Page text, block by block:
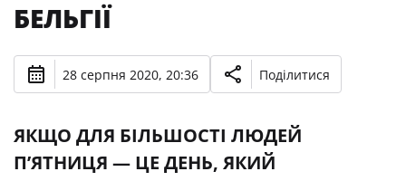
БЕЛЬГІЇ
28 серпня 2020, 20:36 Поділитися
ЯКЩО ДЛЯ БІЛЬШОСТІ ЛЮДЕЙ
П’ЯТНИЦЯ — ЦЕ ДЕНЬ, ЯКИЙ